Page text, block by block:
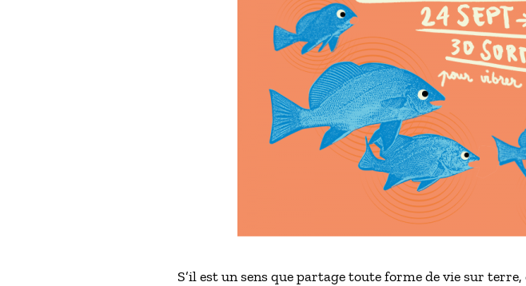
S’il est un sens que partage toute forme de vie sur